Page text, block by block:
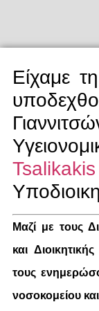
Είχαμε
Μαζί με τους
και
τους
νοσοκομείου